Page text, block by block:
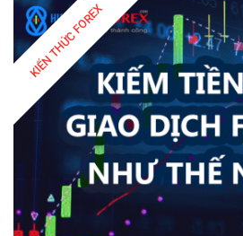
KIẾN THỨC FOREX